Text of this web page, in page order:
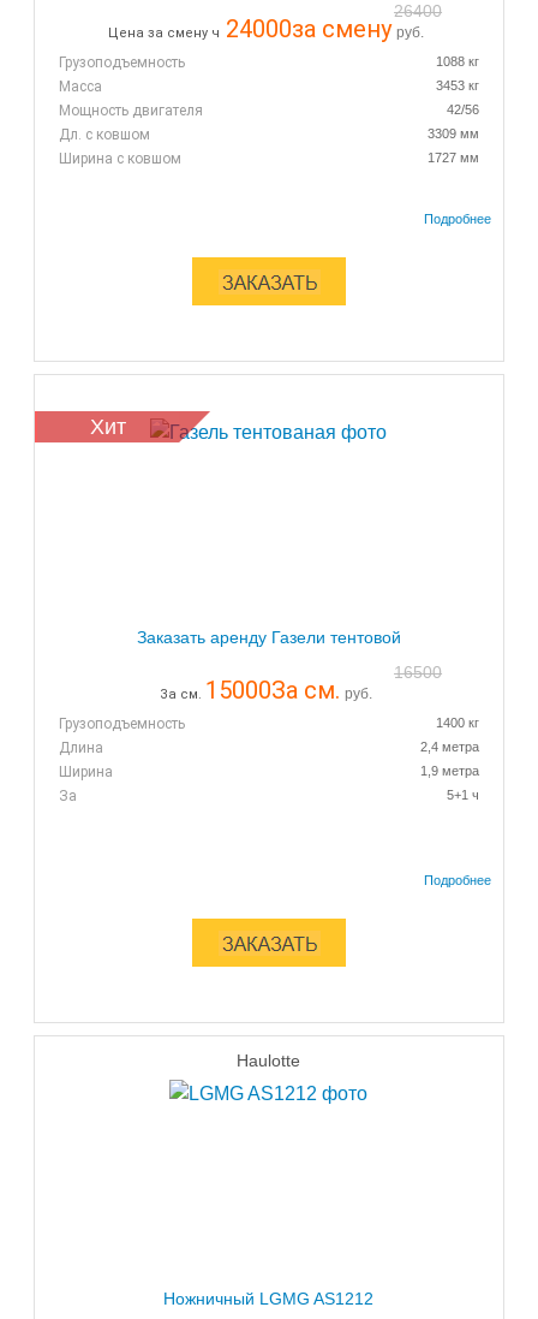
26400
Цена за смену ч 24000за смену руб.
Грузоподъемность
1088 кг
Масса 3453 кг
Мощность двигателя 42/56
Дл. с ковшом 3309 мм
Ширина с ковшом 1727 мм
Хит
Заказать аренду Газели тентовой
16500
За см. 15000За см. руб.
Грузоподъемность
1400 кг
Длина 2,4 метра
Ширина 1,9 метра
За 5+1 ч
Haulotte
Ножничный LGMG AS1212